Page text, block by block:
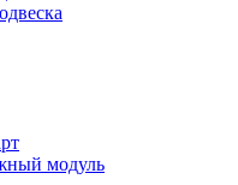
модуль